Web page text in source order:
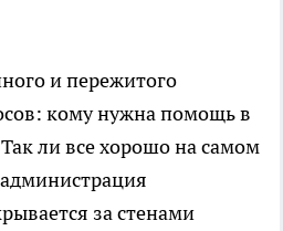
и пережитого
кому нужна помощь в
ли все хорошо на самом
за стенами